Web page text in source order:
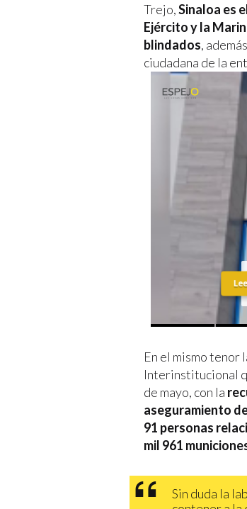
Trejo,Sinaloa es
Ejército y la
blindados,
ciudadana de la
En el mismo tenor
Interinstitucional
de mayo, con la
aseguramiento
91 personas
mil 961
Sin duda la